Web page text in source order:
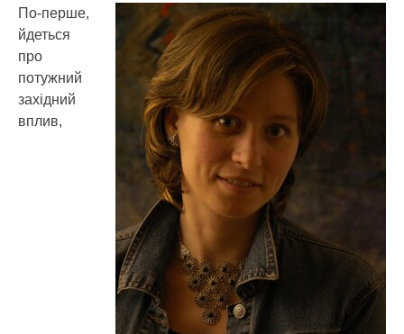
По-перше,
йдеться
про
потужний
західний
вплив,